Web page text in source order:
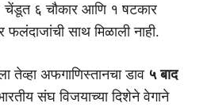
चेंडूत ६ चौकार आणि १ षटकार
फलंदाजांची साथ मिळाली नाही.
तेव्हा अफगाणिस्तानचा डाव ५ बाद
संघ विजयाच्या दिशेने वेगाने